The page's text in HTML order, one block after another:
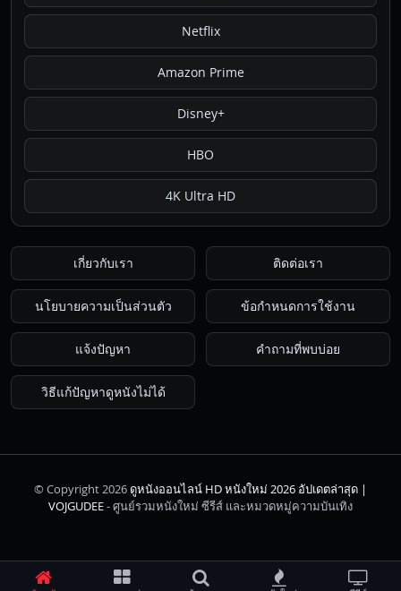
Netflix
Amazon Prime
Disney+
HBO
4K Ultra HD
เกี่ยวกับเรา ติดต่อเรา
นโยบายความเป็นส่วนตัว ข้อกำหนดการใช้งาน
แจ้งปัญหา คำถามที่พบบ่อย
วิธีแก้ปัญหาดูหนังไม่ได้
© Copyright 2026ดูหนังออนไลน์ HD หนังใหม่ 2026 อัปเดตล่าสุด |
VOJGUDEE- ศูนย์รวมหนังใหม่ ซีรีส์ และหมวดหมู่ความบันเทิง
ค้นหา